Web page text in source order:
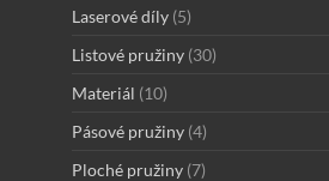
Laserové díly (5)
Listové pružiny (30)
Materiál (10)
Pásové pružiny (4)
Ploché pružiny (7)